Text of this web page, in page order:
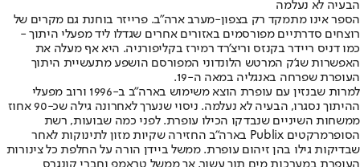
הבעיה לא נעלמה
הספר אינו מתמקד רק בצפון-מערב ארה"ב. פרייזר בוחנת גם מקרים של
רוצחים סדרתיים מפורסמים באזורים אחרים שגדלו ליד מפעלי היתוך -
כמו דניס ריידר בקנזס וריצ'רד רמירז בקליפורניה. היא אף מעלה את
האפשרות שג'ק המרטש הלונדוני המפורסם הושפע מתעשיית היתוך
העופרת שפרחה באנגליה במאה ה-19.
למרות שבנזין עם עופרת הוצא משימוש בארה"ב ב-1996 ורוב מפעלי
ההיתוך נסגרו, הבעיה לא נעלמה. ניסוי שנערך לאחרונה גילה שכ-90 אחוז
ממשחות השיניים שנבדקו הכילו עופרת. לפני כמה שבועות, רשת
הסופרמרקטים Publix בארה"ב החזירה שקיות מזון לתינוקות לאחר
שבדיקות גילו בהן זיהום עופרת. ממשל ביידן הורה על החלפת כל צינורות